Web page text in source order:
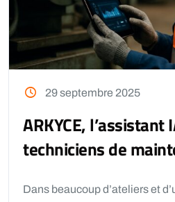
29 septembre 2025
ARKYCE, l’assistant
techniciens de
Dans beaucoup d’ateliers et